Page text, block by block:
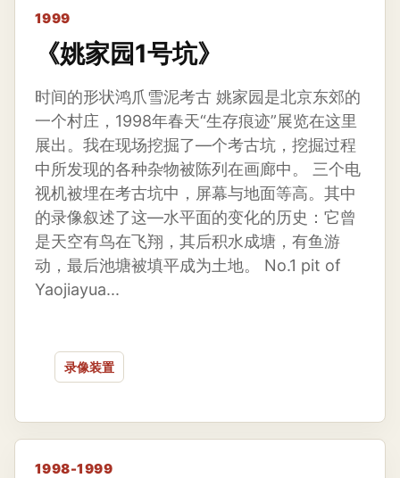
1999
《姚家园1号坑》
时间的形状鸿爪雪泥考古 姚家园是北京东郊的
一个村庄，1998年春天“生存痕迹”展览在这里
展出。我在现场挖掘了—个考古坑，挖掘过程
中所发现的各种杂物被陈列在画廊中。 三个电
视机被埋在考古坑中，屏幕与地面等高。其中
的录像叙述了这—水平面的变化的历史：它曾
是天空有鸟在飞翔，其后积水成塘，有鱼游
动，最后池塘被填平成为土地。 No.1 pit of
Yaojiayua...
录像装置
1998-1999